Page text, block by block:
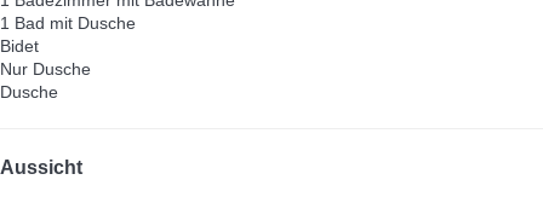
1 Bad mit Dusche
Bidet
Nur Dusche
Dusche
Aussicht